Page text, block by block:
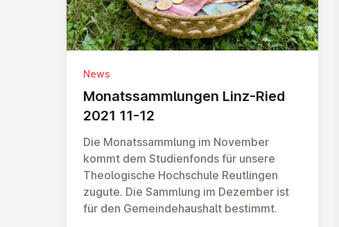
News
Mon­ats­sammlungen Linz-Ried
2021 11-12
Die Monatssammlung im November
kommt dem Studienfonds für unsere
Theologische Hochschule Reutlingen
zugute. Die Sammlung im Dezember ist
für den Gemeindehaushalt bestimmt.